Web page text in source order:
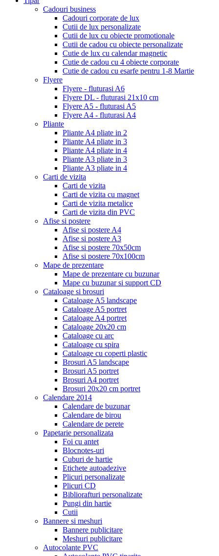
Cadouri business
Cadouri corporate de lux
Cutii de lux personalizate
Cutii de lux cu obiecte promotionale
Cutii de cadou cu obiecte personalizate
Cutie de lux cu calendar magnetic
Cutie de cadou cu 4 obiecte corporate
Cutie de cadou cu esarfe pentru 1-8 Martie
Flyere
Flyere - fluturasi A6
Flyere DL - fluturasi 21x10 cm
Flyere A5 - fluturasi A5
Flyere A4 - fluturasi A4
Pliante
Pliante A4 pliate in 2
Pliante A4 pliate in 3
Pliante A4 pliate in 4
Pliante A3 pliate in 3
Pliante A3 pliate in 4
Carti de vizita
Carti de vizita
Carti de vizita cu magnet
Carti de vizita metalice
Carti de vizita din PVC
Afise si postere
Afise si postere A4
Afise si postere A3
Afise si postere 70x50cm
Afise si postere 70x100cm
Mape de prezentare
Mape de prezentare cu buzunar
Mape cu buzunar si support CD
Cataloage si brosuri
Cataloage A5 landscape
Cataloage A5 portret
Cataloage A4 portret
Cataloage 20x20 cm
Cataloage cu arc
Cataloage cu spira
Cataloage cu coperti plastic
Brosuri A5 landscape
Brosuri A5 portret
Brosuri A4 portret
Brosuri 20x20 cm portret
Calendare 2014
Calendare de buzunar
Calendare de birou
Calendare de perete
Papetarie personalizata
Foi cu antet
Blocnotes-uri
Cuburi de hartie
Etichete autoadezive
Plicuri personalizate
Plicuri CD
Bibliorafturi personalizate
Pungi din hartie
Cutii
Bannere si meshuri
Bannere publicitare
Meshuri publicitare
Autocolante PVC